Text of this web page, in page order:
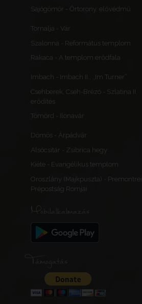
Sajógömör - Őrtorony, elővédmű
Tornalja - Vár
Szalonna - Református templom
Rakaca - A templom erődfala
Imbach - Imbach II., „Im Turner”
Csehberek, Cseh-Brézó - Szlatina II.
erődítés
Tömörd - Ilonavár
Dömös - Árpádvár
Alsócsitár - Zsibrica hegy
Kiéte - Evangélikus templom
Oroszlány (Majkpuszta) - Premontrei
Prépostság Romjai
Mobilalkalmazás
Támogatás